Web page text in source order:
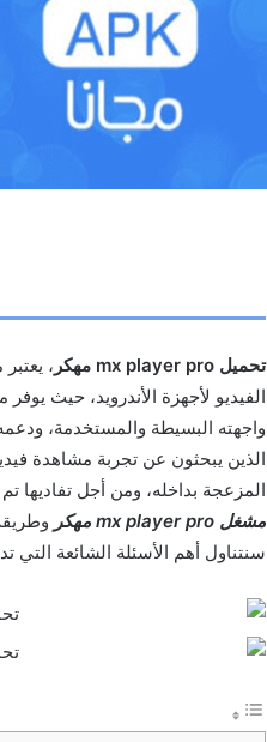
تحميل mx player pro مهكر
الفيديو لأجهزة الأندرويد، حيث
الذين يبحثون عن تجربة مشاهدة
المزعجة بداخله، ومن أجل
مشغل mx player pro مهكر
سنتناول أهم الأسئلة الشائعة التي